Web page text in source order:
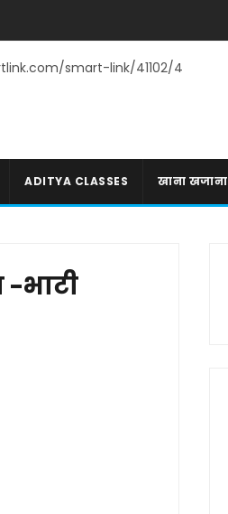
smart-link/41102/4
ADITYA CLASSES खाना खजाना
-भाटी